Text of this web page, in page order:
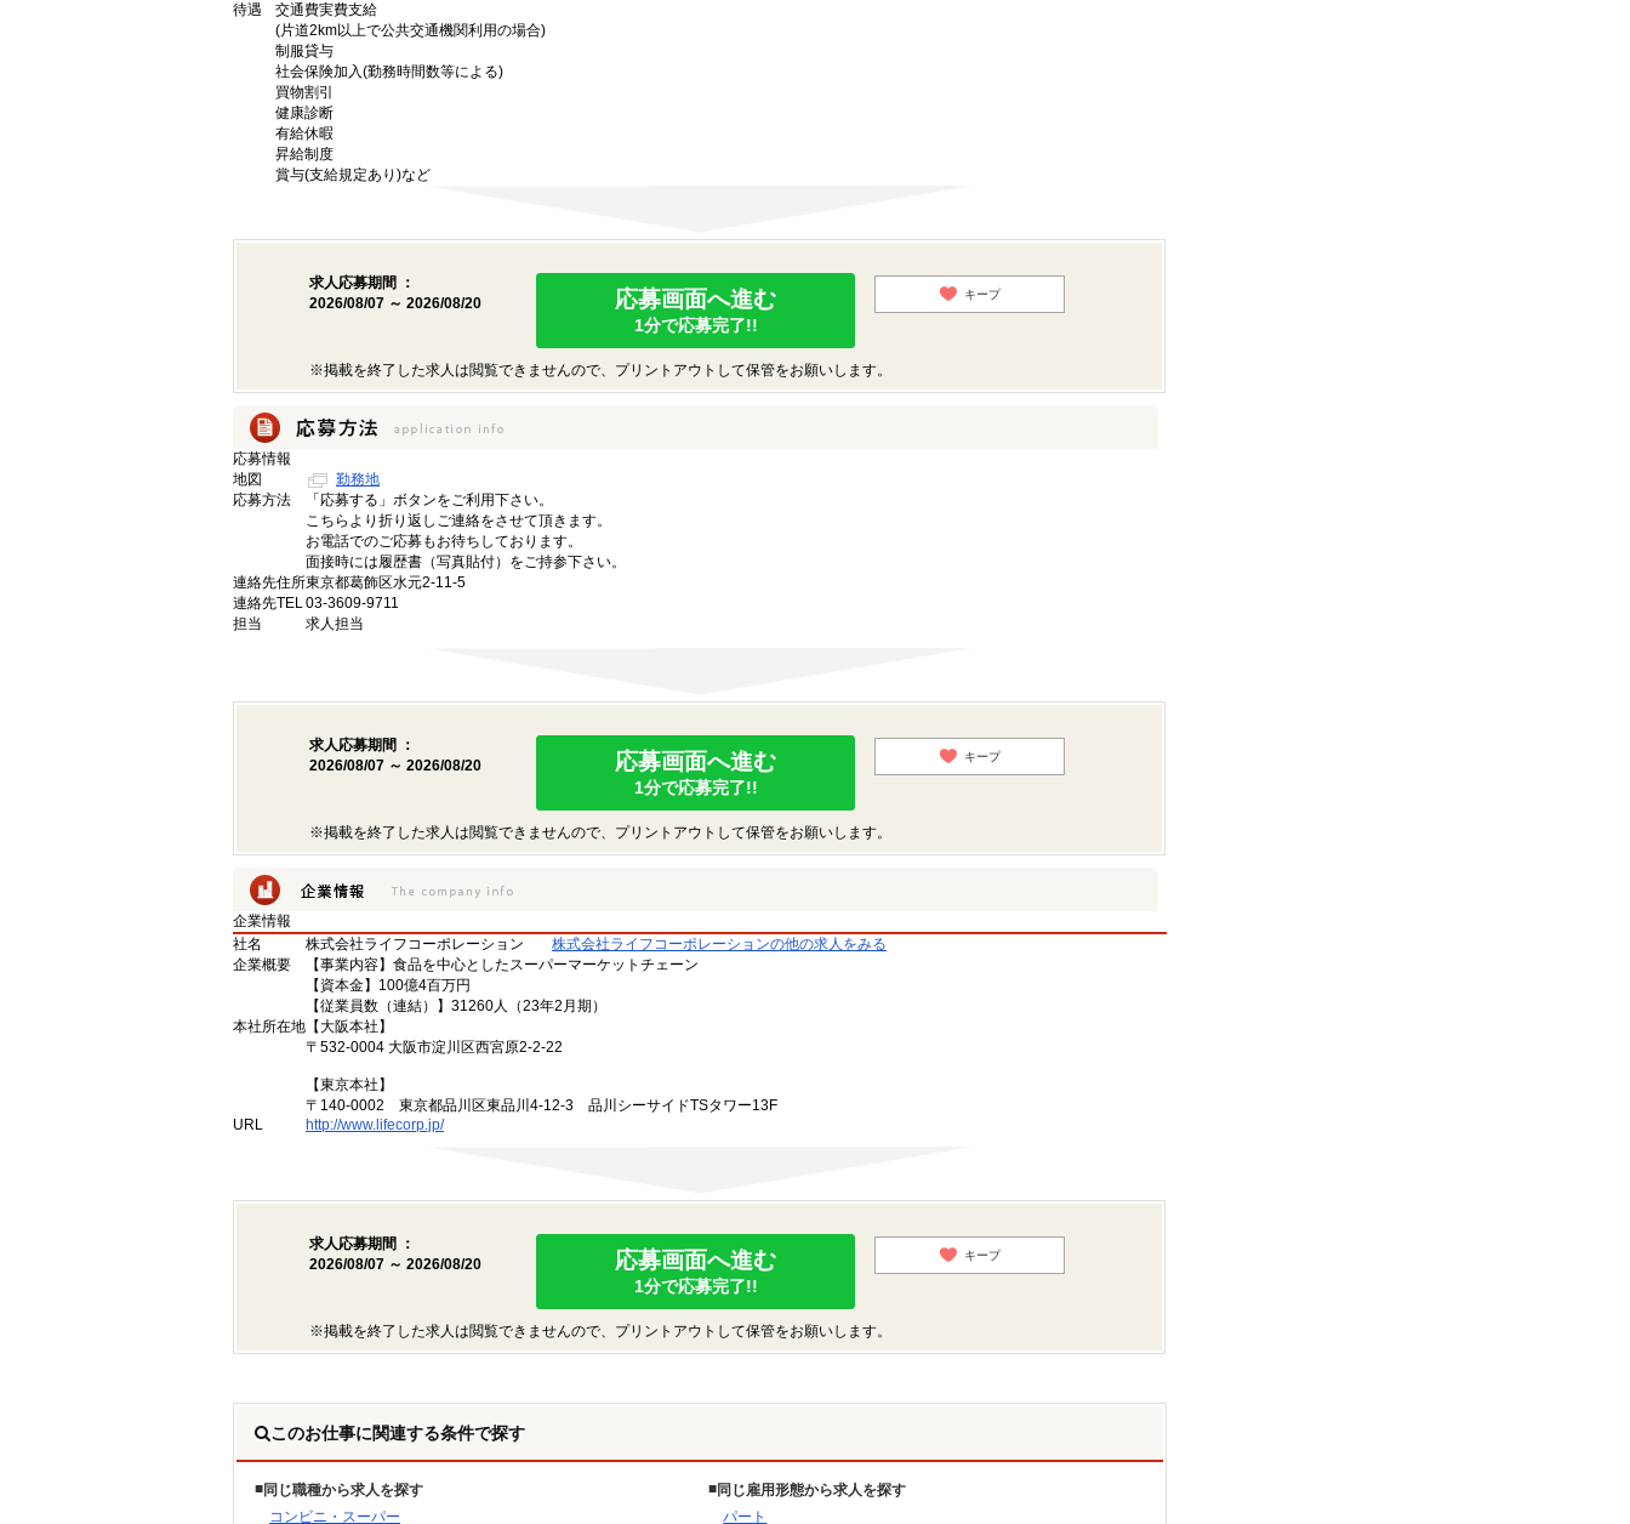
待遇
交通費実費支給
(片道2km以上で公共交通機関利用の場合)
制服貸与
社会保険加入(勤務時間数等による)
買物割引
健康診断
有給休暇
昇給制度
賞与(支給規定あり)など
求人応募期間 ：
2026/08/07 ～ 2026/08/20
応募画面へ進む
1分で応募完了!!
キープ
※掲載を終了した求人は閲覧できませんので、プリントアウトして保管をお願いします。
応募情報
地図
勤務地
応募方法
「応募する」ボタンをご利用下さい。
こちらより折り返しご連絡をさせて頂きます。
お電話でのご応募もお待ちしております。
面接時には履歴書（写真貼付）をご持参下さい。
連絡先住所東京都葛飾区水元2-11-5
連絡先TEL03-3609-9711
担当
求人担当
求人応募期間 ：
2026/08/07 ～ 2026/08/20
応募画面へ進む
1分で応募完了!!
キープ
※掲載を終了した求人は閲覧できませんので、プリントアウトして保管をお願いします。
企業情報
社名
株式会社ライフコーポレーション
株式会社ライフコーポレーションの他の求人をみる
企業概要
【事業内容】食品を中心としたスーパーマーケットチェーン
【資本金】100億4百万円
【従業員数（連結）】31260人（23年2月期）
本社所在地 【大阪本社】
〒532-0004 大阪市淀川区西宮原2-2-22
【東京本社】
〒140-0002 東京都品川区東品川4-12-3 品川シーサイドTSタワー13F
URL
http://www.lifecorp.jp/
求人応募期間 ：
2026/08/07 ～ 2026/08/20
応募画面へ進む
1分で応募完了!!
キープ
※掲載を終了した求人は閲覧できませんので、プリントアウトして保管をお願いします。
このお仕事に関連する条件で探す
同じ職種から求人を探す
コンビニ・スーパー
同じ雇用形態から求人を探す
パート